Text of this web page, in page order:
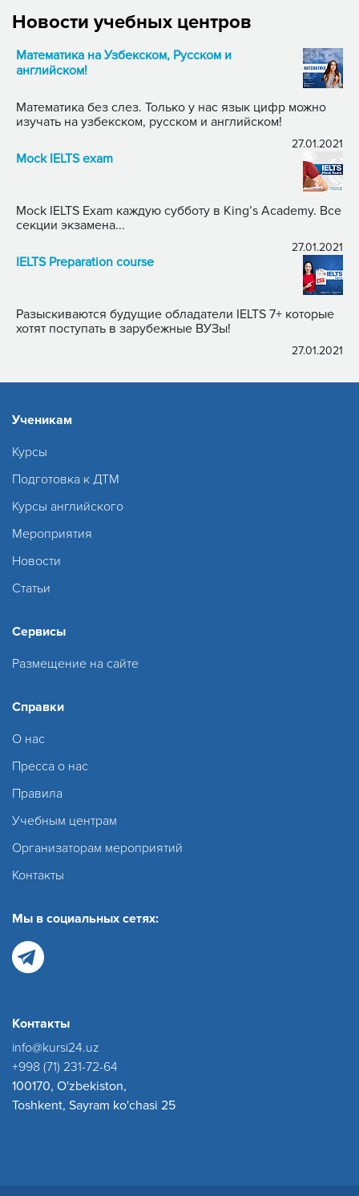
Новости учебных центров
Математика на Узбекском, Русском и
английском!
Математика без слез. Только у нас язык цифр можно
изучать на узбекском, русском и английском!
27.01.2021
Mock IELTS exam
Mock IELTS Exam каждую субботу в King’s Academy. Все
секции экзамена...
27.01.2021
IELTS Preparation course
Разыскиваются будущие обладатели IELTS 7+ которые
хотят поступать в зарубежные ВУЗы!
27.01.2021
Ученикам
Курсы
Подготовка к ДТМ
Курсы английского
Мероприятия
Новости
Статьи
Сервисы
Размещение на сайте
Справки
О нас
Пресса о нас
Правила
Учебным центрам
Организаторам мероприятий
Контакты
Мы в социальных сетях:
Контакты
info@kursi24.uz
+998 (71) 231-72-64
100170, O'zbekiston,
Toshkent, Sayram ko'chasi 25